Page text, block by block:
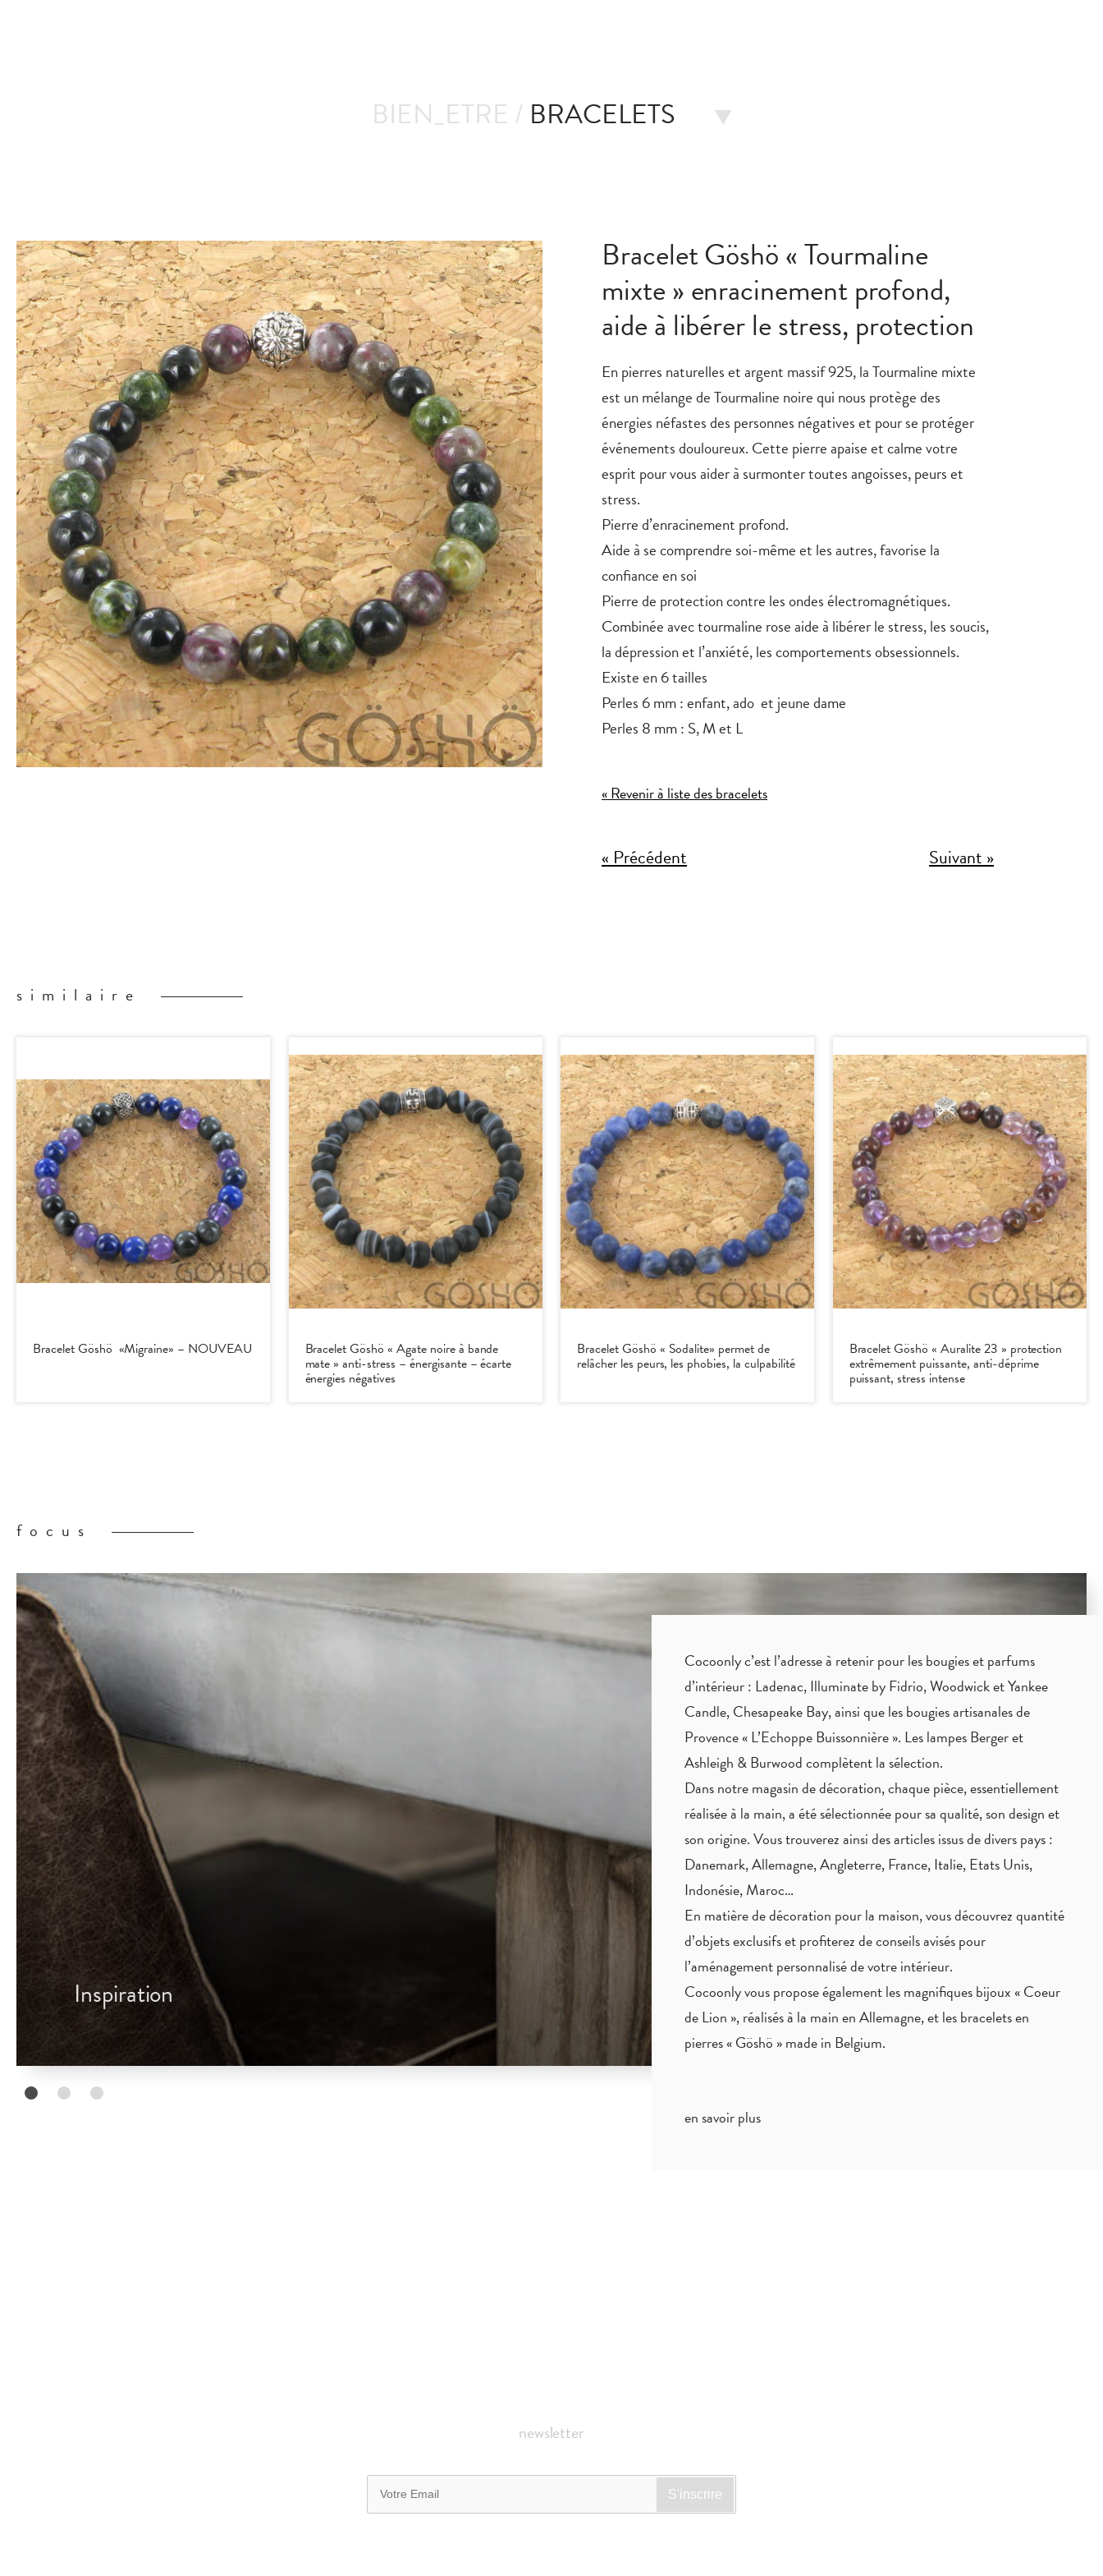
BIEN_ETRE / BRACELETS
Bracelet Göshö « Tourmaline
mixte » enracinement profond,
aide à libérer le stress, protection
En pierres naturelles et argent massif 925, la Tourmaline mixte
est un mélange deTourmaline noirequi nous protège des
énergies néfastes des personnes négatives et pour se protéger
événements douloureux. Cette pierre apaise et calme votre
esprit pour vous aider à surmonter toutes angoisses, peurs et
stress.
Pierre d’enracinement profond.
Aide à se comprendre soi-même et les autres, favorise la
confiance en soi
Pierre de protection contre les ondes électromagnétiques.
Combinée avectourmaline roseaide à libérer le stress, les soucis,
la dépression et l’anxiété, les comportements obsessionnels.
Existe en 6 tailles
Perles 6 mm : enfant, ado et jeune dame
Perles 8 mm : S, M et L
« Revenir à liste des bracelets
« Précédent Suivant »
similaire
Bracelet Göshö «Migraine» – NOUVEAU Bracelet Göshö « Agate noire à bande
mate » anti-stress – énergisante – écarte
énergies négatives
Bracelet Göshö « Sodalite» permet de
relâcher les peurs, les phobies, la culpabilité
Bracelet Göshö « Auralite 23 » protection
extrêmement puissante, anti-déprime
puissant, stress intense
focus
Inspiration
Cocoonly c’est l’adresse à retenir pour les bougies et parfums
d’intérieur : Ladenac, Illuminate by Fidrio, Woodwick et Yankee
Candle, Chesapeake Bay, ainsi que les bougies artisanales de
Provence « L’Echoppe Buissonnière ». Les lampes Berger et
Ashleigh & Burwood complètent la sélection.
Dans notre magasin de décoration, chaque pièce,essentiellement
réalisée à la main, a été sélectionnée pour sa qualité, son design et
son origine. Vous trouverez ainsi des articles issus de divers pays :
Danemark, Allemagne, Angleterre, France, Italie, Etats Unis,
Indonésie, Maroc…
En matière de décoration pour la maison, vous découvrez quantité
d’objets exclusifset profiterez deconseils aviséspour
l’aménagement personnalisé de votre intérieur.
Cocoonly vous propose également les magnifiques bijoux « Coeur
de Lion », réalisés à la main en Allemagne, et les bracelets en
pierres « Göshö » made in Belgium.
en savoir plus
newsletter